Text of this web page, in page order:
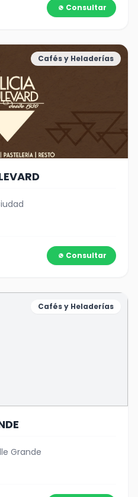
Consultar
Cafés y Heladerías
Consultar
Cafés y Heladerías
Grande